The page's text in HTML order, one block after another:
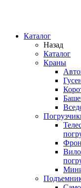
Каталог
Назад
Каталог
Краны